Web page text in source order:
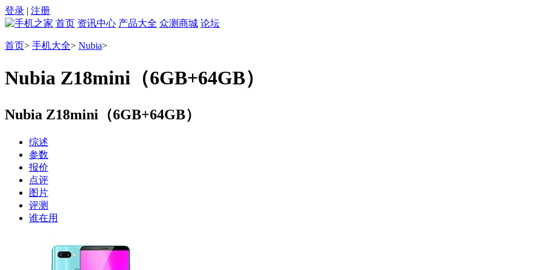
登录 | 注册
首页 资讯中心 产品大全 众测商城 论坛
首页> 手机大全> Nubia>
Nubia Z18mini（6GB+64GB）
Nubia Z18mini（6GB+64GB）
综述
参数
报价
点评
图片
评测
谁在用